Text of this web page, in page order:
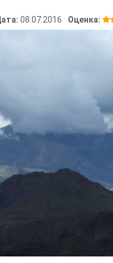
08.07.2016 Оценка: